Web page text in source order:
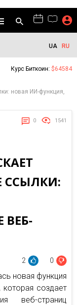
UA RU
Курс Биткоин: $64584
новая ИИ-функция,
0 1541
ССЫЛКИ:
2 0
новая функция
которая создает
веб-страниц